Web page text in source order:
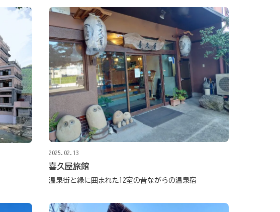
2025.02.13
喜久屋旅館
温泉街と緑に囲まれた12室の昔ながらの温泉宿